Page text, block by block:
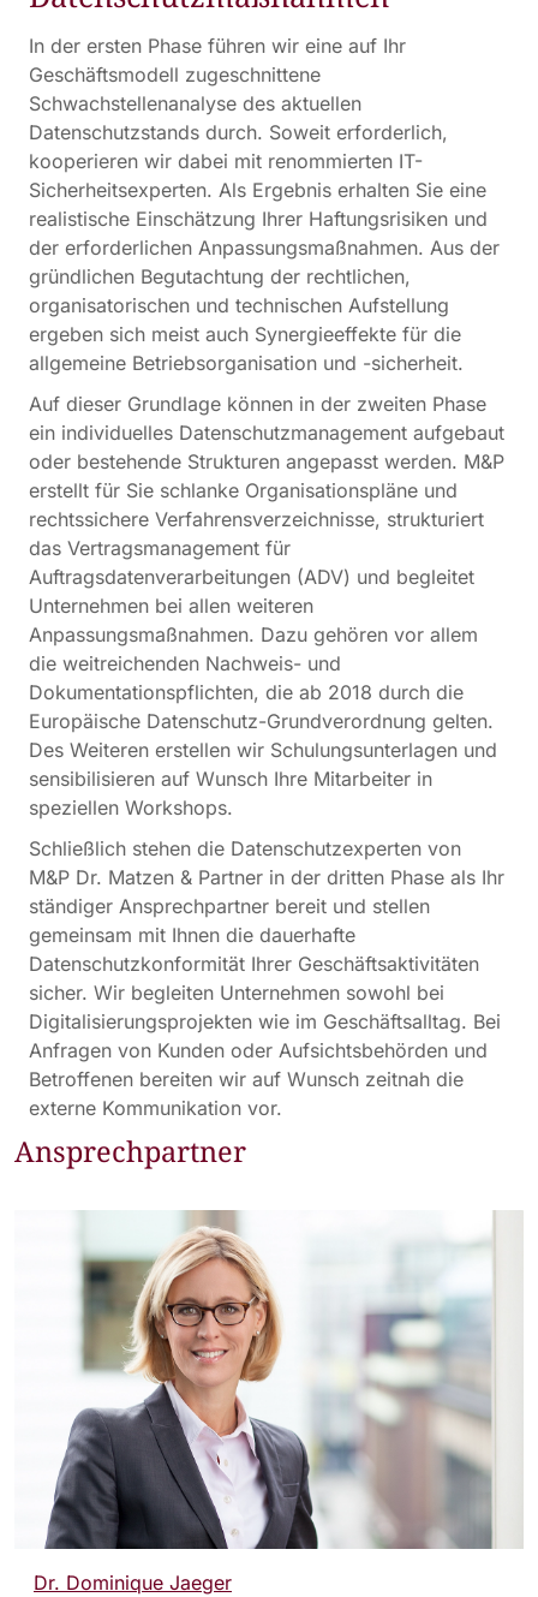
In der ersten Phase führen wir eine auf Ihr
Geschäftsmodell zugeschnittene
Schwachstellenanalyse des aktuellen
Datenschutzstands durch. Soweit erforderlich,
kooperieren wir dabei mit renommierten IT-
Sicherheitsexperten. Als Ergebnis erhalten Sie eine
realistische Einschätzung Ihrer Haftungsrisiken und
der erforderlichen Anpassungsmaßnahmen. Aus der
gründlichen Begutachtung der rechtlichen,
organisatorischen und technischen Aufstellung
ergeben sich meist auch Synergieeffekte für die
allgemeine Betriebsorganisation und -sicherheit.
Auf dieser Grundlage können in der zweiten Phase
ein individuelles Datenschutzmanagement aufgebaut
oder bestehende Strukturen angepasst werden. M&P
erstellt für Sie schlanke Organisationspläne und
rechtssichere Verfahrensverzeichnisse, strukturiert
das Vertragsmanagement für
Auftragsdatenverarbeitungen (ADV) und begleitet
Unternehmen bei allen weiteren
Anpassungsmaßnahmen. Dazu gehören vor allem
die weitreichenden Nachweis- und
Dokumentationspflichten, die ab 2018 durch die
Europäische Datenschutz-Grundverordnung gelten.
Des Weiteren erstellen wir Schulungsunterlagen und
sensibilisieren auf Wunsch Ihre Mitarbeiter in
speziellen Workshops.
Schließlich stehen die Datenschutzexperten von
M&P Dr. Matzen & Partner in der dritten Phase als Ihr
ständiger Ansprechpartner bereit und stellen
gemeinsam mit Ihnen die dauerhafte
Datenschutzkonformität Ihrer Geschäftsaktivitäten
sicher. Wir begleiten Unternehmen sowohl bei
Digitalisierungsprojekten wie im Geschäftsalltag. Bei
Anfragen von Kunden oder Aufsichtsbehörden und
Betroffenen bereiten wir auf Wunsch zeitnah die
externe Kommunikation vor.
Ansprechpartner
Dr. Dominique Jaeger